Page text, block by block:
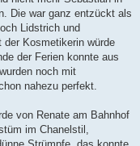
Die war ganz entzückt als
Lidstrich und
der Kosmetikerin würde
der Ferien konnte aus
noch mit
nahezu perfekt.
von Renate am Bahnhof
im Chanelstil,